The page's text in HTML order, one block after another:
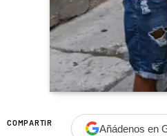
COMPARTIR Añádenos en